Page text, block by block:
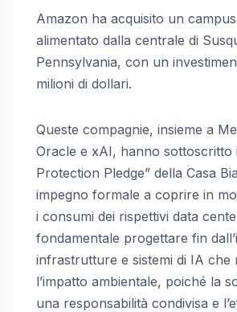
Amazon ha acquisito un
alimentato dalla centrale di
Pennsylvania, con un
milioni di dollari.
Queste compagnie, insieme a
Oracle e xAI, hanno sottoscritto
Protection Pledge” della Casa
impegno formale a coprire in
i consumi dei rispettivi data
fondamentale progettare fin
infrastrutture e sistemi di IA che
l’impatto ambientale, poiché la
una responsabilità condivisa e